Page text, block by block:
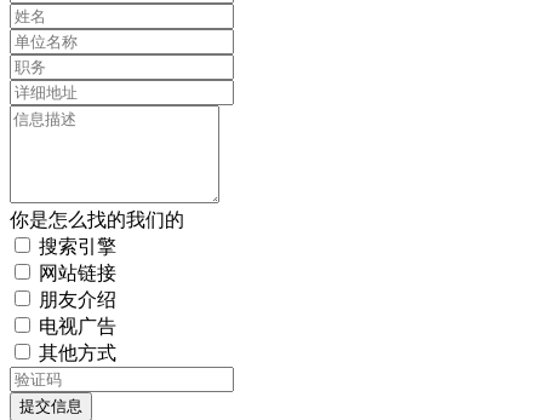
你是怎么找的我们的
搜索引擎
网站链接
朋友介绍
电视广告
其他方式
提交信息